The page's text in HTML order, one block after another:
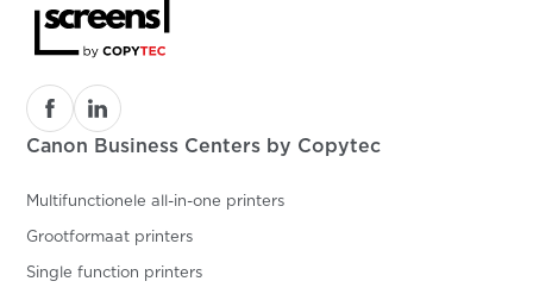
Canon Business Centers by Copytec
Multifunctionele all-in-one printers
Grootformaat printers
Single function printers